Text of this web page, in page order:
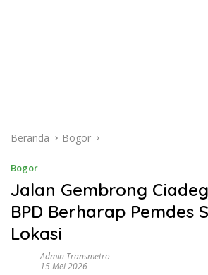
Beranda Bogor
Bogor
Jalan Gembrong
BPD Berharap Pemdes
Lokasi
Admin Transmetro
15 Mei 2026